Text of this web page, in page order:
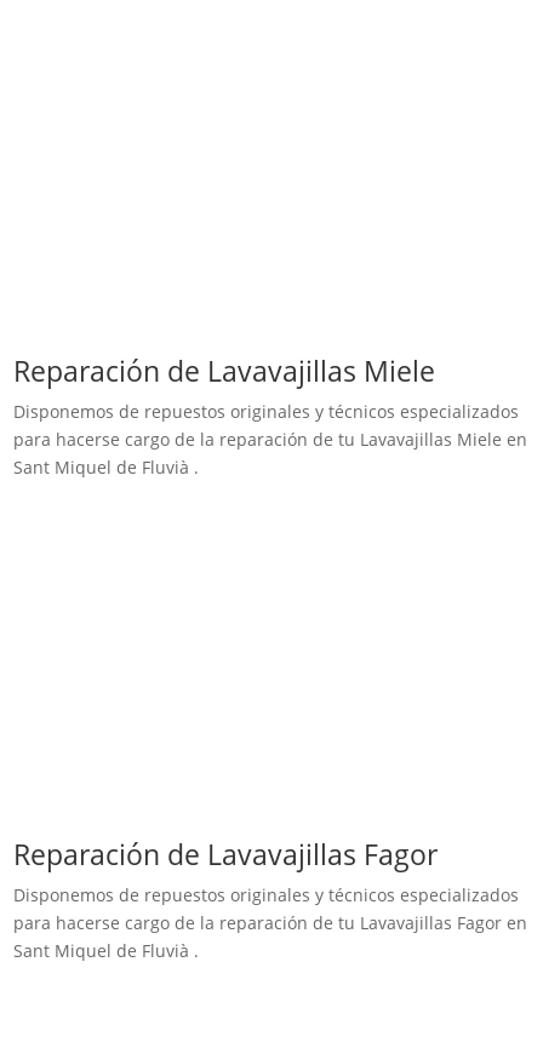
Reparación de Lavavajillas Miele
Disponemos de repuestos originales y técnicos especializados
para hacerse cargo de la reparación de tu Lavavajillas Miele en
Sant Miquel de Fluvià .
Reparación de Lavavajillas Fagor
Disponemos de repuestos originales y técnicos especializados
para hacerse cargo de la reparación de tu Lavavajillas Fagor en
Sant Miquel de Fluvià .